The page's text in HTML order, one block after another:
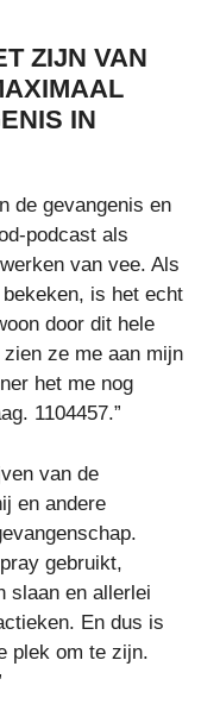
ZIJN VAN
IN
de gevangenis en
podcast als
van vee. Als
is het echt
door dit hele
ze me aan mijn
het me nog
1104457.”
van de
en andere
gebruikt,
slaan en allerlei
En dus is
plek om te zijn.